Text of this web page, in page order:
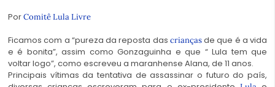
PorComitê Lula Livre
Ficamos com a “pureza da reposta das criançasde que é a vida
e é bonita”, assim como Gonzaguinha e que “ Lula tem que
voltar logo”, como escreveu a maranhense Alana, de 11 anos.
Principais vítimas da tentativa de assassinar o futuro do país,